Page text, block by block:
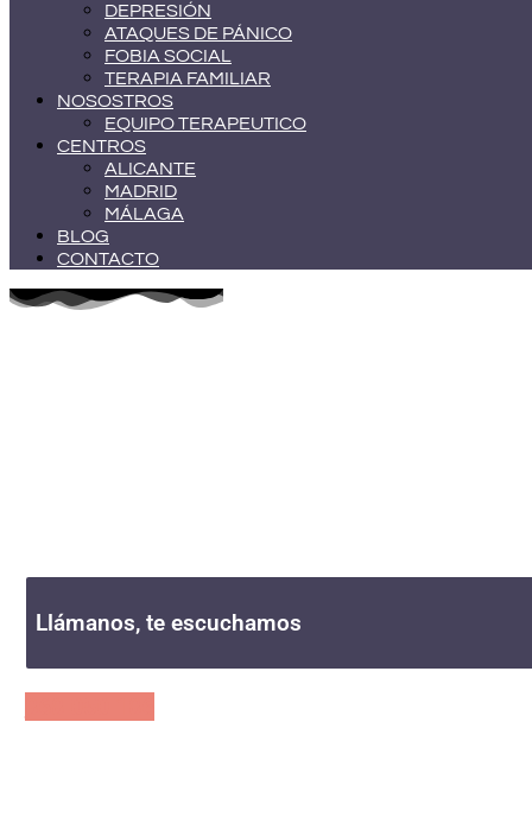
DEPRESIÓN
ATAQUES DE PÁNICO
FOBIA SOCIAL
TERAPIA FAMILIAR
NOSOSTROS
EQUIPO TERAPEUTICO
CENTROS
ALICANTE
MADRID
MÁLAGA
BLOG
CONTACTO
Llámanos, te escuchamos